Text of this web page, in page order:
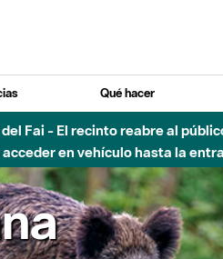
Qué hacer
Fai - El recinto reabre al
en vehículo hasta la